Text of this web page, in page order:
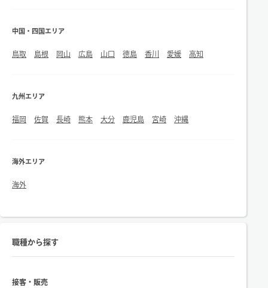
中国・四国エリア
鳥取 島根 岡山 広島 山口 徳島 香川 愛媛 高知
九州エリア
福岡 佐賀 長崎 熊本 大分 鹿児島 宮崎 沖縄
海外エリア
海外
職種から探す
接客・販売